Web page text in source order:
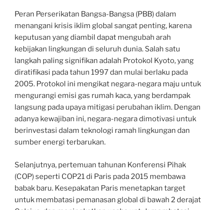
Peran Perserikatan Bangsa-Bangsa (PBB) dalam
menangani krisis iklim global sangat penting, karena
keputusan yang diambil dapat mengubah arah
kebijakan lingkungan di seluruh dunia. Salah satu
langkah paling signifikan adalah Protokol Kyoto, yang
diratifikasi pada tahun 1997 dan mulai berlaku pada
2005. Protokol ini mengikat negara-negara maju untuk
mengurangi emisi gas rumah kaca, yang berdampak
langsung pada upaya mitigasi perubahan iklim. Dengan
adanya kewajiban ini, negara-negara dimotivasi untuk
berinvestasi dalam teknologi ramah lingkungan dan
sumber energi terbarukan.
Selanjutnya, pertemuan tahunan Konferensi Pihak
(COP) seperti COP21 di Paris pada 2015 membawa
babak baru. Kesepakatan Paris menetapkan target
untuk membatasi pemanasan global di bawah 2 derajat